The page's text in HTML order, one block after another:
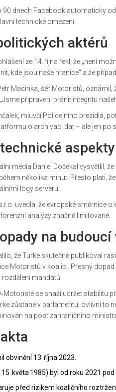
90 dnech Facebook automaticky
technické omezení.
aktérů
ze 14. října řekl, že „není
kde jsou naše hranice“ a že
Macinka , šéf Motoristů,
připraveni bránit integritu
, mluvčí Policejního prezidia,
o archivaci dat – ale jen po
aspekty
média Daniel Doč­ekal vysvětlil,
několika minut. Přesto platí,
logy serveru.
uvedla, že evropské směrnice
analýzy značně limitované.
na budoucí
že Turke skutečně publikoval
Motoristů v koalici. Přesný
mandátů.
se snaží udržet stabilitu
zůstane v parlamentu, ovlivní to
na post zahraničního
obvinění 13. října 2023.
15. květa 1985) byl od roku 2021
před rizikem koaličního